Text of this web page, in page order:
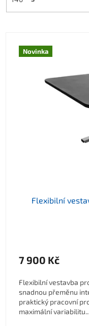
Novinka
Flexibilní
7 900 Kč
Flexibilní vestavba
snadnou přeměnu
praktický pracovní
maximální